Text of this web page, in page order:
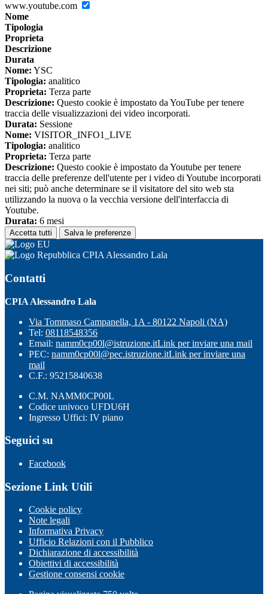
www.youtube.com
Nome
Tipologia
Proprieta
Descrizione
Durata
Nome: YSC
Tipologia: analitico
Proprieta: Terza parte
Descrizione: Questo cookie è impostato da YouTube per tenere
traccia delle visualizzazioni dei video incorporati.
Durata: Sessione
Nome: VISITOR_INFO1_LIVE
Tipologia: analitico
Proprieta: Terza parte
Descrizione: Questo cookie è impostato da Youtube per tenere
traccia delle preferenze dell'utente per i video di Youtube incorporati
nei siti; può anche determinare se il visitatore del sito web sta
utilizzando la nuova o la vecchia versione dell'interfaccia di
Youtube.
Durata: 6 mesi
Accetta tutti Salva le preferenze
CPIA Alessandro Lala
Contatti
CPIA Alessandro Lala
Via Tommaso Campanella, 1A - 80122 Napoli (NA)
Tel: 08118548356
Email: namm0cp00l@istruzione.itLink per inviare una mail
PEC: namm0cp00l@pec.istruzione.itLink per inviare una
mail
C.F.: 95215840638
C.M. NAMM0CP00L
Codice univoco UFDU6H
Ingresso Uffici: IV piano
Seguici su
Facebook
Sezione Link Utili
Cookie policy
Note legali
Informativa Privacy
Ufficio Relazioni con il Pubblico
Dichiarazione di accessibilità
Obiettivi di accessibilità
Gestione consensi cookie